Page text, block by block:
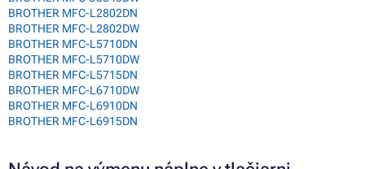
BROTHER MFC-L2802DN
BROTHER MFC-L2802DW
BROTHER MFC-L5710DN
BROTHER MFC-L5710DW
BROTHER MFC-L5715DN
BROTHER MFC-L6710DW
BROTHER MFC-L6910DN
BROTHER MFC-L6915DN